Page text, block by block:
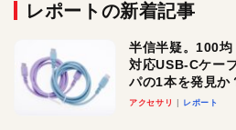
レポートの新着記事
半信半疑。100
対応USB-Cケー
パの1本を発見か
アクセサリ レポート